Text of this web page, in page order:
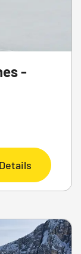
-
Details